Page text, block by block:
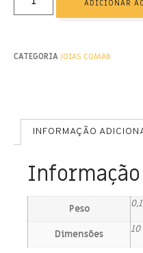
ADICIONAR
CATEGORIAJOIAS COMAB
INFORMAÇÃO
Peso
Dimensões 10